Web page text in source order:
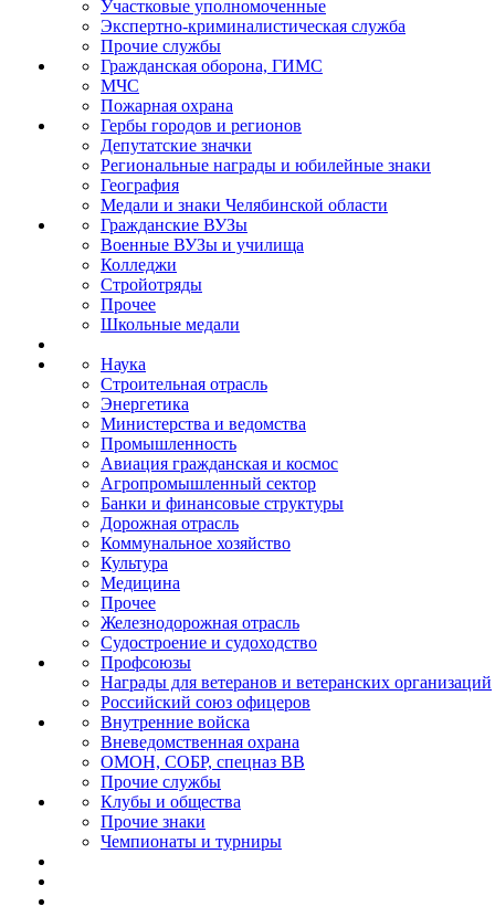
Участковые уполномоченные
Экспертно-криминалистическая служба
Прочие службы
Гражданская оборона, ГИМС
МЧС
Пожарная охрана
Гербы городов и регионов
Депутатские значки
Региональные награды и юбилейные знаки
География
Медали и знаки Челябинской области
Гражданские ВУЗы
Военные ВУЗы и училища
Колледжи
Стройотряды
Прочее
Школьные медали
Наука
Строительная отрасль
Энергетика
Министерства и ведомства
Промышленность
Авиация гражданская и космос
Агропромышленный сектор
Банки и финансовые структуры
Дорожная отрасль
Коммунальное хозяйство
Культура
Медицина
Прочее
Железнодорожная отрасль
Судостроение и судоходство
Профсоюзы
Награды для ветеранов и ветеранских организаций
Российский союз офицеров
Внутренние войска
Вневедомственная охрана
ОМОН, СОБР, спецназ ВВ
Прочие службы
Клубы и общества
Прочие знаки
Чемпионаты и турниры